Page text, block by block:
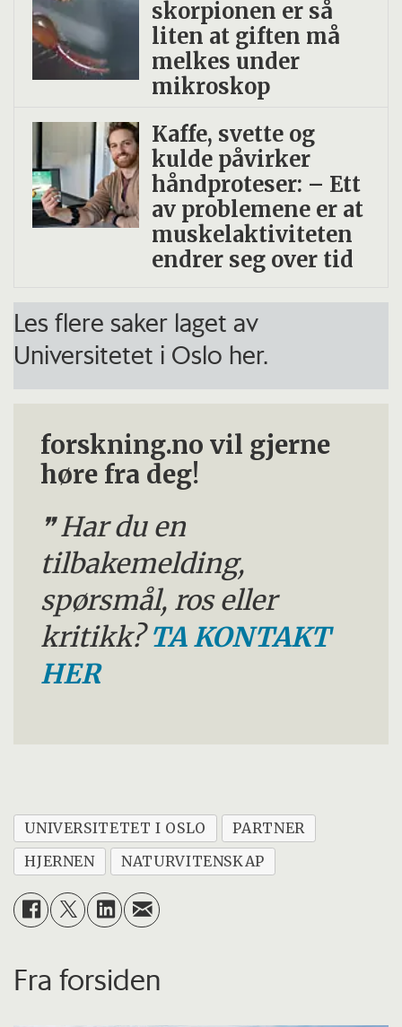
skorpionen er så
liten at giften må
melkes under
mikroskop
Kaffe, svette og
kulde påvirker
håndproteser: – Ett
av problemene er at
muskelaktiviteten
endrer seg over tid
Les flere saker laget av
Universitetet i Oslo her.
forskning.no vil gjerne
høre fra deg!
Har du en
tilbakemelding,
spørsmål, ros eller
kritikk?TA KONTAKT
HER
UNIVERSITETET I OSLO
PARTNER
HJERNEN
NATURVITENSKAP
Fra forsiden